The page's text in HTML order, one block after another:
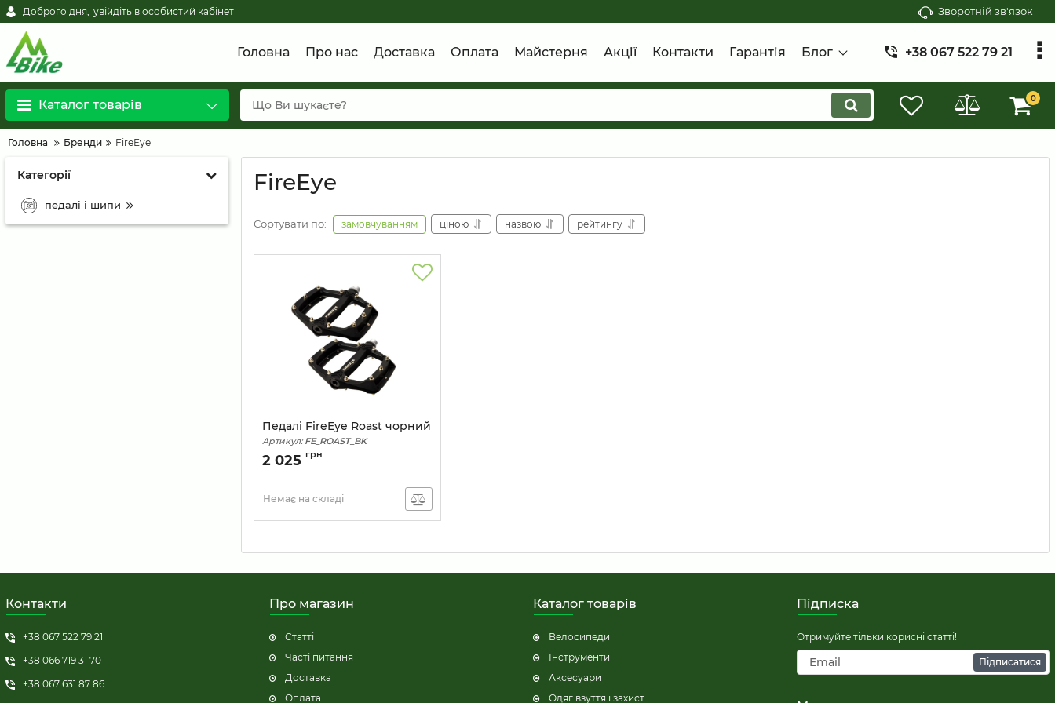
Доброго дня, увійдіть в особистий кабінет Зворотній зв'язок
Головна Про нас Доставка Оплата Майстерня Акції Контакти Гарантія Блог +38 067 522 79 21
Каталог товарів 0
Головна Бренди FireEye
Категорії
педалі і шипи
FireEye
Сортувати по: замовчуванням ціною назвою рейтингу
Педалі FireEye Roast чорний
Артикул: FE_ROAST_BK
2 025 грн
Немає на складі
Контакти
+38 067 522 79 21
+38 066 719 31 70
+38 067 631 87 86
Про магазин
Статті
Часті питання
Доставка
Оплата
Каталог товарів
Велосипеди
Інструменти
Аксесуари
Одяг взуття і захист
Підписка
Отримуйте тільки корисні статті!
Підписатися